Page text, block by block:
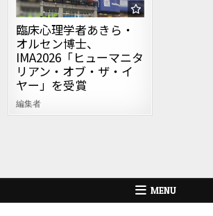
臨床心理学者あきら・
オルセン博士、
IMA2026「ヒューマニタ
リアン・オブ・ザ・イ
ヤー」を受賞
編集者
MENU